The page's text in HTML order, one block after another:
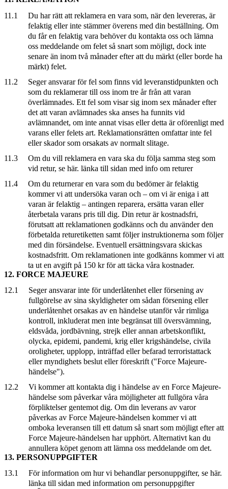
11.1
Du har rätt att reklamera en vara som, när den levereras, är
felaktig eller inte stämmer överens med din beställning. Om
du får en felaktig vara behöver du kontakta oss och lämna
oss meddelande om felet så snart som möjligt, dock inte
senare än inom två månader efter att du märkt (eller borde ha
märkt) felet.
11.2
Seger ansvarar för fel som finns vid leveranstidpunkten och
som du reklamerar till oss inom tre år från att varan
överlämnades. Ett fel som visar sig inom sex månader efter
det att varan avlämnades ska anses ha funnits vid
avlämnandet, om inte annat visas eller detta är oförenligt med
varans eller felets art. Reklamationsrätten omfattar inte fel
eller skador som orsakats av normalt slitage.
11.3
Om du vill reklamera en vara ska du följa samma steg som
vid retur, se här. länka till sidan med info om returer
11.4
Om du returnerar en vara som du bedömer är felaktig
kommer vi att undersöka varan och – om vi är eniga i att
varan är felaktig – antingen reparera, ersätta varan eller
återbetala varans pris till dig. Din retur är kostnadsfri,
förutsatt att reklamationen godkänns och du använder den
förbetalda returetiketten samt följer instruktionerna som följer
med din försändelse. Eventuell ersättningsvara skickas
kostnadsfritt. Om reklamationen inte godkänns kommer vi att
ta ut en avgift på 150 kr för att täcka våra kostnader.
12. FORCE MAJEURE
12.1
Seger ansvarar inte för underlåtenhet eller försening av
fullgörelse av sina skyldigheter om sådan försening eller
underlåtenhet orsakas av en händelse utanför vår rimliga
kontroll, inkluderat men inte begränsat till översvämning,
eldsvåda, jordbävning, strejk eller annan arbetskonflikt,
olycka, epidemi, pandemi, krig eller krigshändelse, civila
oroligheter, upplopp, inträffad eller befarad terroristattack
eller myndighets beslut eller föreskrift ("Force Majeure-
händelse").
12.2
Vi kommer att kontakta dig i händelse av en Force Majeure-
händelse som påverkar våra möjligheter att fullgöra våra
förpliktelser gentemot dig. Om din leverans av varor
påverkas av Force Majeure-händelsen kommer vi att
omboka leveransen till ett datum så snart som möjligt efter att
Force Majeure-händelsen har upphört. Alternativt kan du
annullera köpet genom att lämna oss meddelande om det.
13. PERSONUPPGIFTER
13.1
För information om hur vi behandlar personuppgifter, se här.
länka till sidan med information om personuppgifter